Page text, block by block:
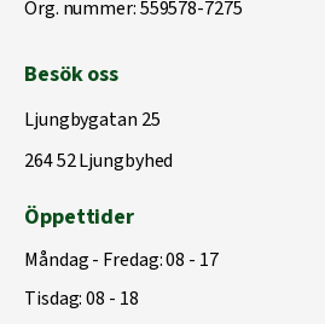
Org. nummer: 559578-7275
Besök oss
Ljungbygatan 25
264 52 Ljungbyhed
Öppettider
Måndag - Fredag: 08 - 17
Tisdag: 08 - 18